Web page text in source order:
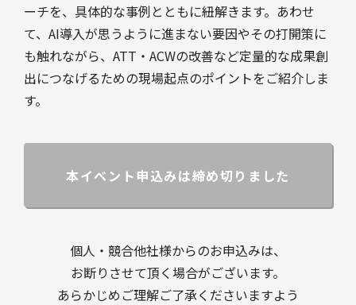
ーチを、具体的な事例とともに紐解きます。あわせ
て、AI導入が思うように進まない要因やその打開策に
も触れながら、ATT・ACWの改善など定量的な成果創
出につなげるための現場起点のポイントをご紹介しま
す。
本イベント申込みは締め切りました
個人・競合他社様からのお申込みは、
お断りさせて頂く場合がございます。
あらかじめご理解ご了承くださいますよう